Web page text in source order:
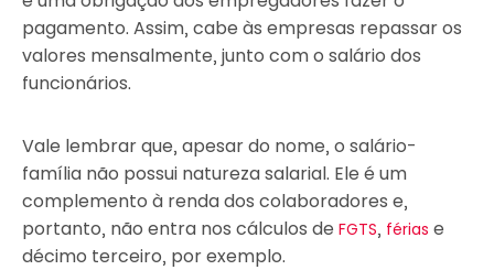
pagamento. Assim, cabe às empresas repassar os
valores mensalmente, junto com o salário dos
funcionários.
Vale lembrar que, apesar do nome, o salário-
família não possui natureza salarial. Ele é um
complemento à renda dos colaboradores e,
portanto, não entra nos cálculos de FGTS, férias e
décimo terceiro, por exemplo.